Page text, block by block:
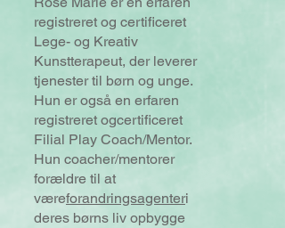
registreret og certificeret
Lege- og Kreativ
Kunstterapeut, der leverer
tjenester til børn og unge.
Hun er også en erfaren
registreret ogcertificeret
Filial Play Coach/Mentor.
Hun coacher/mentorer
forældre til at
væreforandringsagenteri
deres børns liv opbygge